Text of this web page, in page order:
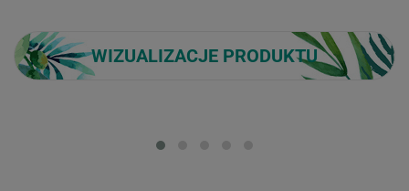
WIZUALIZACJE PRODUKTU